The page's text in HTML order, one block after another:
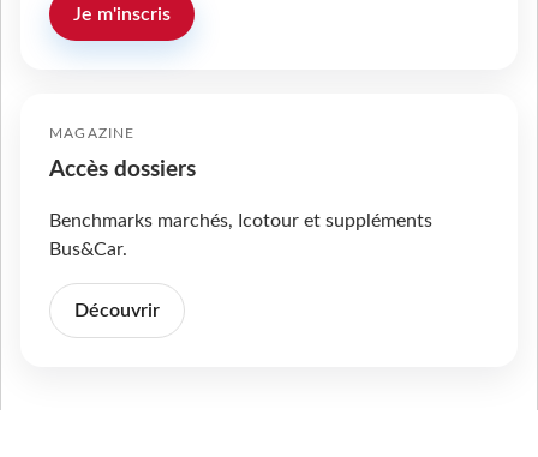
Je m'inscris
MAGAZINE
Accès dossiers
Benchmarks marchés, Icotour et suppléments
Bus&Car.
Découvrir